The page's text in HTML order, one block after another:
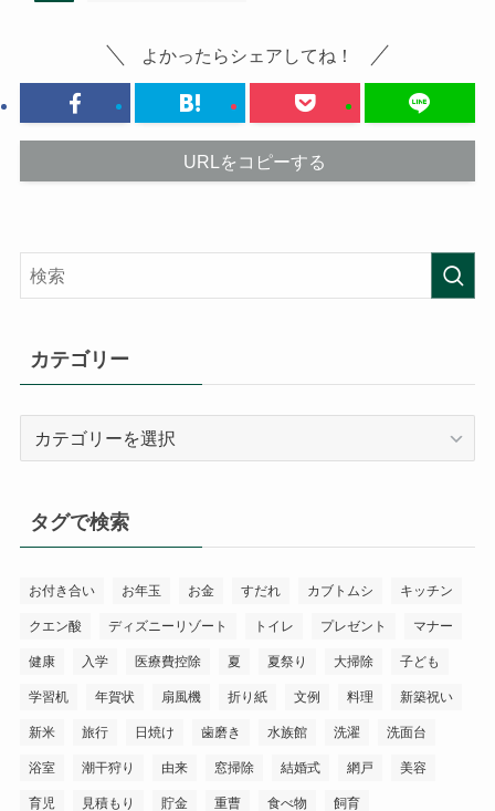
よかったらシェアしてね！
URLをコピーする
カテゴリー
ー
タグで検索
お付き合い お年玉 お金 すだれ カブトムシ キッチン
クエン酸 ディズニーリゾート トイレ プレゼント マナー
健康 入学 医療費控除 夏 夏祭り 大掃除 子ども
学習机 年賀状 扇風機 折り紙 文例 料理 新築祝い
新米 旅行 日焼け 歯磨き 水族館 洗濯 洗面台
浴室 潮干狩り 由来 窓掃除 結婚式 網戸 美容
育児 見積もり 貯金 重曹 食べ物 飼育